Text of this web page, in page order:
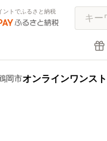
ントでふるさと納税
岡市オンラインワンス